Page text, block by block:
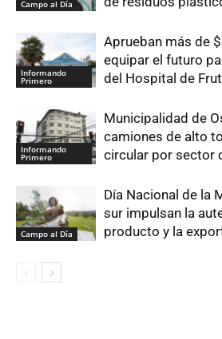
Campo al Día
Informando
Primero
Aprueban más de
equipar el futuro
del Hospital de
Informando
Primero
Municipalidad de
camiones de alto
circular por sector
Campo al Día
Día Nacional de la
sur impulsan la
producto y la